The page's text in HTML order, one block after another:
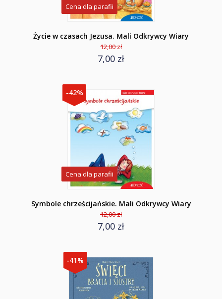
Cena dla parafii
Życie w czasach Jezusa. Mali Odkrywcy Wiary
12,00 zł
7,00 zł
-42%
Cena dla parafii
Symbole chrześcijańskie. Mali Odkrywcy Wiary
12,00 zł
7,00 zł
-41%